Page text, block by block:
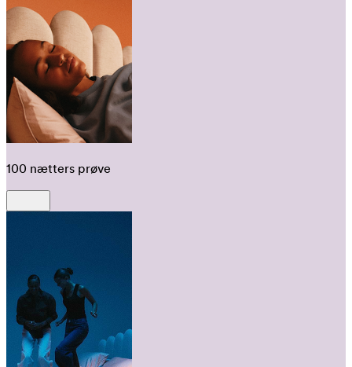
100 nætters prøve